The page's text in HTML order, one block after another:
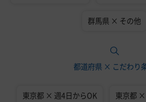
群馬県 × その他
都道府県 × こだわり
東京都 × 週4日からOK 東京都